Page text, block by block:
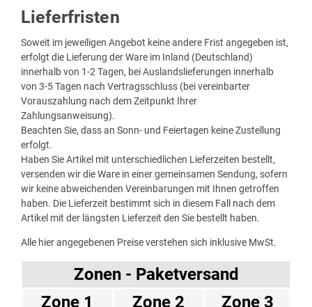
Lieferfristen
Soweit im jeweiligen Angebot keine andere Frist angegeben ist,
erfolgt die Lieferung der Ware im Inland (Deutschland)
innerhalb von 1-2 Tagen, bei Auslandslieferungen innerhalb
von 3-5 Tagen nach Vertragsschluss (bei vereinbarter
Vorauszahlung nach dem Zeitpunkt Ihrer
Zahlungsanweisung).
Beachten Sie, dass an Sonn- und Feiertagen keine Zustellung
erfolgt.
Haben Sie Artikel mit unterschiedlichen Lieferzeiten bestellt,
versenden wir die Ware in einer gemeinsamen Sendung, sofern
wir keine abweichenden Vereinbarungen mit Ihnen getroffen
haben. Die Lieferzeit bestimmt sich in diesem Fall nach dem
Artikel mit der längsten Lieferzeit den Sie bestellt haben.
Alle hier angegebenen Preise verstehen sich inklusive MwSt.
Zonen - Paketversand
Zone 1
Zone 2 Zone 3